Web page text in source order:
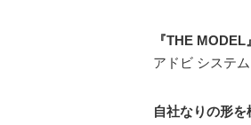
『THE
アドビ システ
自社なりの形